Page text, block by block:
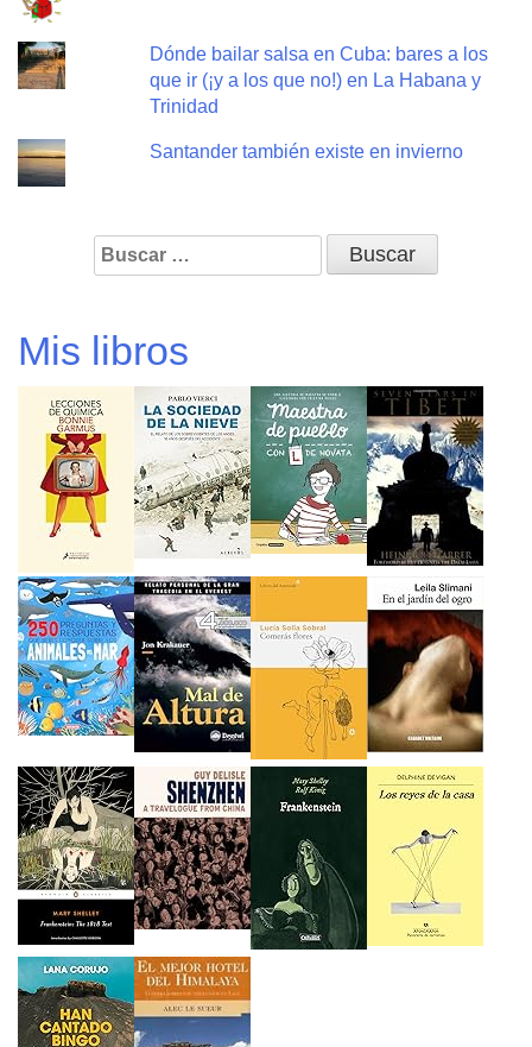
Dónde bailar salsa en Cuba: bares a los
que ir (¡y a los que no!) en La Habana y
Trinidad
Santander también existe en invierno
Buscar:
Mis libros